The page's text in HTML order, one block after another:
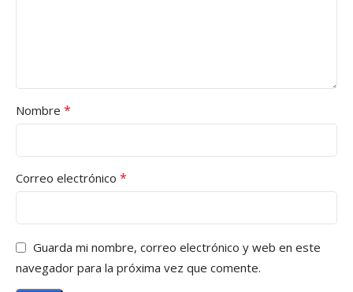
Nombre *
Correo electrónico *
Guarda mi nombre, correo electrónico y web en este
navegador para la próxima vez que comente.